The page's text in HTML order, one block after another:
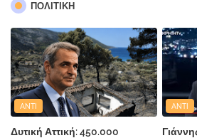
ΠΟΛΙΤΙΚΗ
ANTI
Δυτική Αττική: 450.000
ANTI